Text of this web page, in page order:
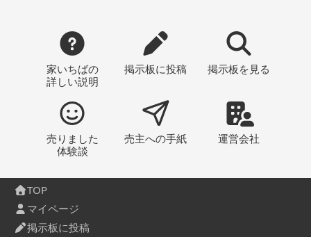
家いちばの
詳しい説明
掲示板に投稿 掲示板 を見る
売りました
体験談
売主への手紙 運営会社
TOP
マイページ
掲示板に投稿